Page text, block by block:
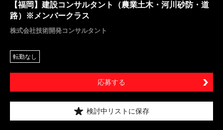
【福岡】建設コンサルタント（農業土木・河川砂防・道
路）※メンバークラス
株式会社技術開発コンサルタント
転勤なし
応募する
検討中リストに保存